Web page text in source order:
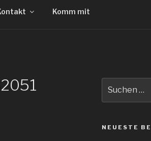
Komm mit
nach:
NEUESTE